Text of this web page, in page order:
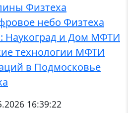
Физтеха
небо Физтеха
Наукоград и Дом МФТИ
технологии МФТИ
в Подмосковье
16:39:22